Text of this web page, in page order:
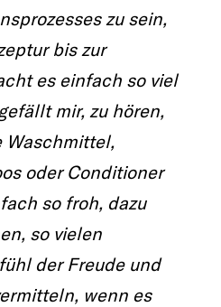
zu sein,
bis zur
es einfach so viel
mir, zu hören,
Waschmittel,
oder Conditioner
so froh, dazu
so vielen
der Freude und
wenn es